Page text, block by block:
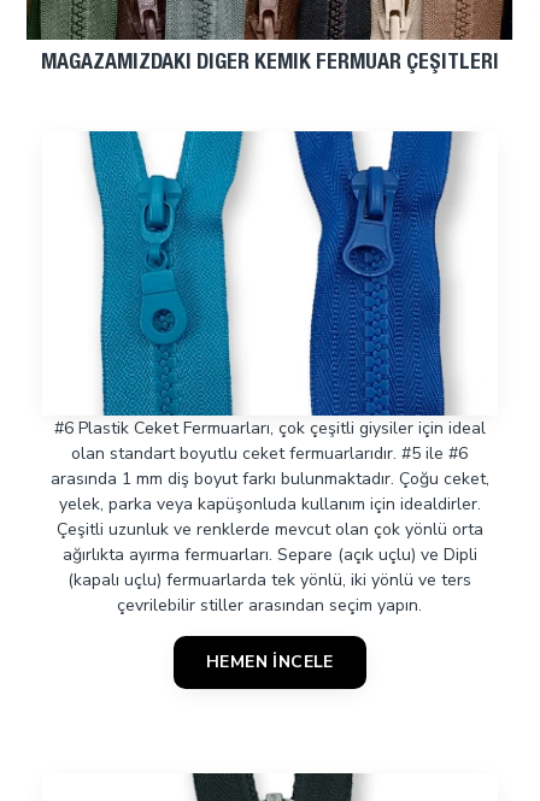
MAĞAZAMIZDAKI DIĞER KEMIK FERMUAR ÇEŞITLERI
#6 Plastik Ceket Fermuarları, çok çeşitli giysiler için ideal
olan standart boyutlu ceket fermuarlarıdır. #5 ile #6
arasında 1 mm diş boyut farkı bulunmaktadır. Çoğu ceket,
yelek, parka veya kapüşonluda kullanım için idealdirler.
Çeşitli uzunluk ve renklerde mevcut olan çok yönlü orta
ağırlıkta ayırma fermuarları. Separe (açık uçlu) ve Dipli
(kapalı uçlu) fermuarlarda tek yönlü, iki yönlü ve ters
çevrilebilir stiller arasından seçim yapın.
HEMEN İNCELE